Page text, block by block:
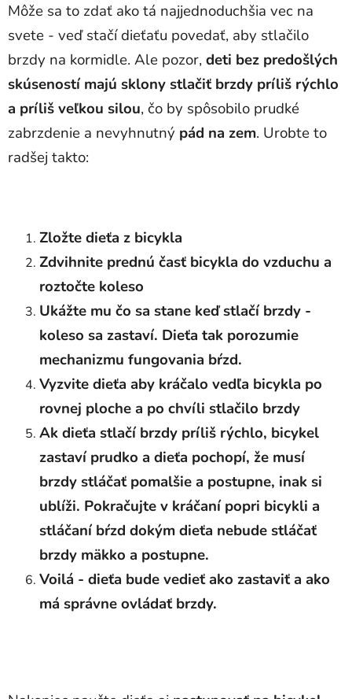
Môže sa to zdať ako tá najjednoduchšia vec na
svete - veď stačí dieťaťu povedať, aby stlačilo
brzdy na kormidle. Ale pozor,deti bez predošlých
skúseností majú sklony stlačiť brzdy príliš rýchlo
a príliš veľkou silou, čo by spôsobilo prudké
zabrzdenie a nevyhnutný pád na zem. Urobte to
radšej takto:
Zložte dieťa z bicykla
Zdvihnite prednú časť bicykla do vzduchu a
roztočte koleso
Ukážte mu čo sa stane keď stlačí brzdy -
koleso sa zastaví. Dieťa tak porozumie
mechanizmu fungovania bŕzd.
Vyzvite dieťa aby kráčalo vedľa bicykla po
rovnej ploche a po chvíli stlačilo brzdy
Ak dieťa stlačí brzdy príliš rýchlo, bicykel
zastaví prudko a dieťa pochopí, že musí
brzdy stláčať pomalšie a postupne, inak si
ublíži. Pokračujte v kráčaní popri bicykli a
stláčaní bŕzd dokým dieťa nebude stláčať
brzdy mäkko a postupne.
Voilá - dieťa bude vedieť ako zastaviť a ako
má správne ovládať brzdy.